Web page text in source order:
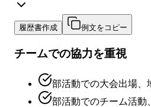
履歴書作成 例文をコピー
チームでの協力を重視
部活動での大会出場、
部活動でのチーム活動